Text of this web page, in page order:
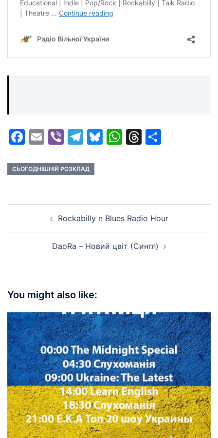
Facebook
EmailViberTelegram
Bluesky
WhatsApp
Threads
СЬОГОДНІШНІЙ РОЗКЛАД
navigationRockabilly n Blues Radio Hour
DaoRa – Новий цвіт (Сингл)
You might also like: